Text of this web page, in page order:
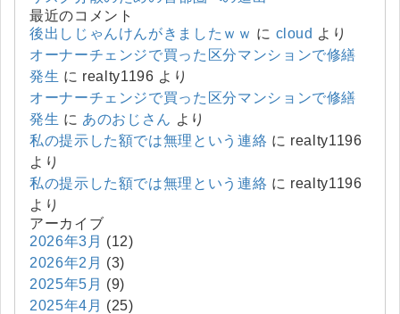
最近のコメント
後出しじゃんけんがきましたｗｗ に cloud より
オーナーチェンジで買った区分マンションで修繕
発生 に realty1196 より
オーナーチェンジで買った区分マンションで修繕
発生 に あのおじさん より
私の提示した額では無理という連絡 に realty1196
より
私の提示した額では無理という連絡 に realty1196
より
アーカイブ
2026年3月 (12)
2026年2月 (3)
2025年5月 (9)
2025年4月 (25)